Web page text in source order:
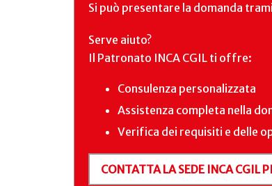
Si può presentare la domanda
Serve aiuto?
Il Patronato INCA CGIL ti offre:
Consulenza personalizzata
Assistenza completa nella
Verifica dei requisiti e delle
CONTATTA LA SEDE INCA CGIL